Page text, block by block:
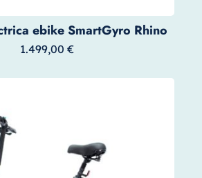
ebike SmartGyro Rhino
1.499,00 €